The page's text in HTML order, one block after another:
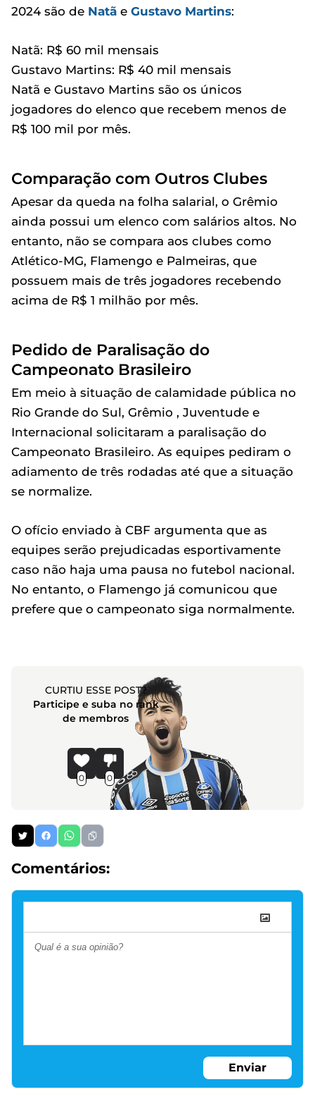
2024 são de Natã e Gustavo Martins:
Natã: R$ 60 mil mensais
Gustavo Martins: R$ 40 mil mensais
Natã e Gustavo Martins são os únicos
jogadores do elenco que recebem menos de
R$ 100 mil por mês.
Comparação com Outros Clubes
Apesar da queda na folha salarial, o Grêmio
ainda possui um elenco com salários altos. No
entanto, não se compara aos clubes como
Atlético-MG, Flamengo e Palmeiras, que
possuem mais de três jogadores recebendo
acima de R$ 1 milhão por mês.
Pedido de Paralisação do
Campeonato Brasileiro
Em meio à situação de calamidade pública no
Rio Grande do Sul, Grêmio , Juventude e
Internacional solicitaram a paralisação do
Campeonato Brasileiro. As equipes pediram o
adiamento de três rodadas até que a situação
se normalize.
O ofício enviado à CBF argumenta que as
equipes serão prejudicadas esportivamente
caso não haja uma pausa no futebol nacional.
No entanto, o Flamengo já comunicou que
prefere que o campeonato siga normalmente.
CURTIU ESSE POST?
Participe e suba no rank
de membros
0 0
Comentários:
Enviar